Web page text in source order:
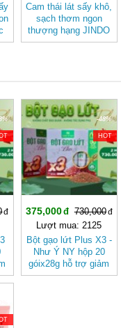
Cam thái lát sấy khô,
sạch thơm ngon
thượng hạng JINDO
tốt cho sức khỏe
-48%
HOT
375,000
730,000
Lượt mua: 2125
Bột gạo lứt Plus X3 -
Như Ý NY hộp 20
góix28g hỗ trợ giảm
cân, giảm mỡ tốt cho